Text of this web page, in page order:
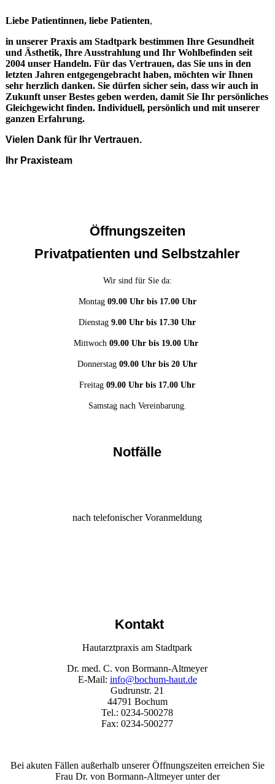
Liebe Patientinnen, liebe Patienten,
in unserer Praxis am Stadtpark bestimmen Ihre Gesundheit
und Ästhetik, Ihre Ausstrahlung und Ihr Wohlbefinden seit
2004 unser Handeln. Für das Vertrauen, das Sie uns in den
letzten Jahren entgegengebracht haben, möchten wir Ihnen
sehr herzlich danken. Sie dürfen sicher sein, dass wir auch in
Zukunft unser Bestes geben werden, damit Sie Ihr persönliches
Gleichgewicht finden. Individuell, persönlich und mit unserer
ganzen Erfahrung.
Vielen Dank für Ihr Vertrauen.
Ihr Praxisteam
Öffnungszeiten
Privatpatienten und Selbstzahler
Wir sind für Sie da:
Montag 09.00 Uhr bis 17.00 Uhr
Dienstag 9.00 Uhr bis 17.30 Uhr
Mittwoch09.00 Uhr bis 19.00 Uhr
Donnerstag09.00 Uhr bis 20 Uhr
Freitag09.00 Uhr bis 17.00 Uhr
Samstag nach Vereinbarung.
Notfälle
nach telefonischer Voranmeldung
Kontakt
Hautarztpraxis am Stadtpark
Dr. med. C. von Bormann-Altmeyer
E-Mail: info@bochum-haut.de
Gudrunstr. 21
44791 Bochum
Tel.: 0234-500278
Fax: 0234-500277
Bei akuten Fällen außerhalb unserer Öffnungszeiten erreichen Sie
Frau Dr. von Bormann-Altmeyer unter der